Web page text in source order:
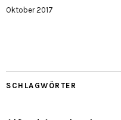
Oktober 2017
SCHLAGWÖRTER